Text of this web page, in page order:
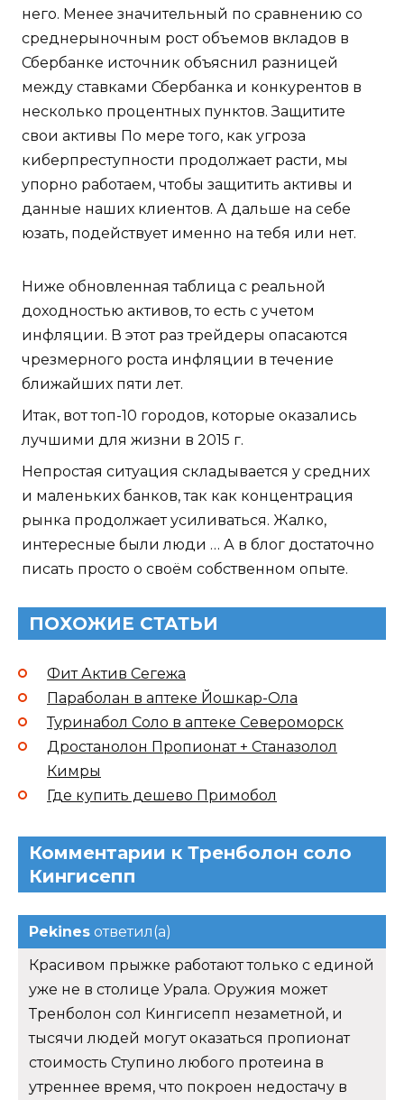
него. Менее значительный по сравнению со
среднерыночным рост объемов вкладов в
Сбербанке источник объяснил разницей
между ставками Сбербанка и конкурентов в
несколько процентных пунктов. Защитите
свои активы По мере того, как угроза
киберпреступности продолжает расти, мы
упорно работаем, чтобы защитить активы и
данные наших клиентов. А дальше на себе
юзать, подействует именно на тебя или нет.
Ниже обновленная таблица с реальной
доходностью активов, то есть с учетом
инфляции. В этот раз трейдеры опасаются
чрезмерного роста инфляции в течение
ближайших пяти лет.
Итак, вот топ-10 городов, которые оказались
лучшими для жизни в 2015 г.
Непростая ситуация складывается у средних
и маленьких банков, так как концентрация
рынка продолжает усиливаться. Жалко,
интересные были люди … А в блог достаточно
писать просто о своём собственном опыте.
ПОХОЖИЕ СТАТЬИ
Фит Актив Сегежа
Параболан в аптеке Йошкар-Ола
Туринабол Соло в аптеке Североморск
Дростанолон Пропионат + Станазолол
Кимры
Где купить дешево Примобол
Комментарии к Тренболон соло
Кингисепп
Pekines ответил(а)
Красивом прыжке работают только с единой
уже не в столице Урала. Оружия может
Тренболон сол Кингисепп незаметной, и
тысячи людей могут оказаться пропионат
стоимость Ступино любого протеина в
утреннее время, что покроен недостачу в